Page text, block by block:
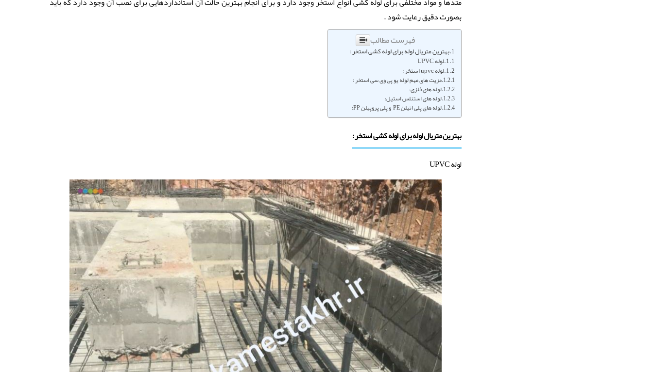
بصورت دقیق رعایت شود .
فهرست مطالب
بهترین متریال لوله برای لوله کشی استخر :
لوله UPVC
لوله upvc استخر :
مزیت های مهم لوله یو پی وی سی استخر :
لوله های فلزی:
لوله های استنلس استیل:
لوله های پلی اتیلن PE و پلی پروپیلن PP:
بهترین متریال لوله برای لوله کشی استخر :
لوله UPVC